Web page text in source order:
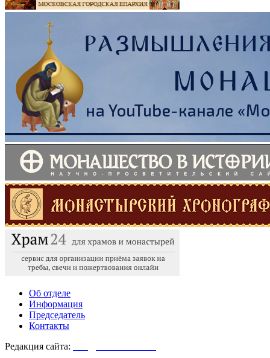
Об отделе
Информация
Председатель
Контакты
Редакция сайта: